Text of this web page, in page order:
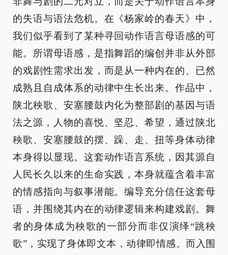
的失语与语法危机。在《杨家岭的春天》中，
我们似乎看到了某种寻回动作语言母语感的可
能。所谓母语感，是指舞蹈的编创并非从外部
的戏剧性需求出发，而是从一种内在的、已然
成熟且自成体系的动律中生长出来。作品中，
陕北秧歌、安塞腰鼓内化为整部剧的基因与语
法之源，人物的喜悦、坚忍、希望，通过陕北
秧歌、安塞腰鼓的摆、跺、走、扭等身体动律
本身得以显现。这套动作语言系统，因其源自
人民长久以来的生命实践，本身就蕴含着丰富
的情感指向与叙事潜能。编导充分信任这套母
语，并围绕其内在的动律逻辑来构建戏剧。舞
者的身体成为秧歌的一部分而非仅演绎“跳秧
歌”，实现了身体即文本，动律即情感。而入围